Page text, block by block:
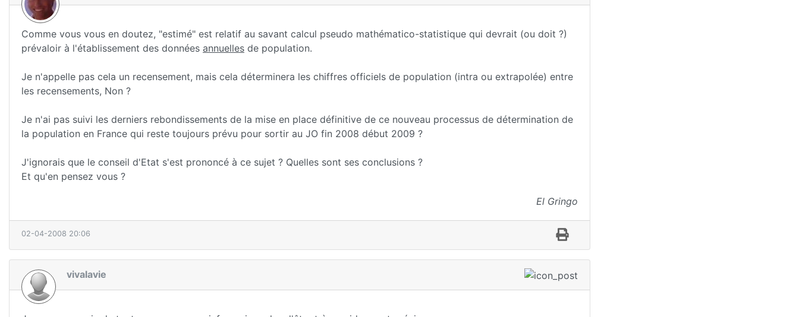
Comme vous vous en doutez, "estimé" est relatif au savant calcul pseudo mathématico-statistique qui devrait (ou doit ?)
prévaloir à l'établissement des données annuelles de population.
Je n'appelle pas cela un recensement, mais cela déterminera les chiffres officiels de population (intra ou extrapolée) entre
les recensements, Non ?
Je n'ai pas suivi les derniers rebondissements de la mise en place définitive de ce nouveau processus de détermination de
la population en France qui reste toujours prévu pour sortir au JO fin 2008 début 2009 ?
J'ignorais que le conseil d'Etat s'est prononcé à ce sujet ? Quelles sont ses conclusions ?
Et qu'en pensez vous ?
El Gringo
02-04-2008 20:06
vivalavie